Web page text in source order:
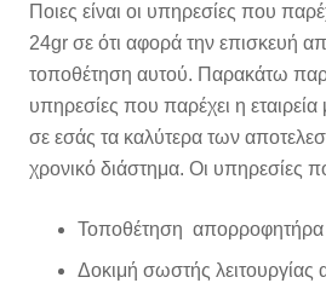
Ποιες είναι οι υπηρεσίες που
24gr σε ότι αφορά την επισκευή
τοποθέτηση αυτού. Παρακάτω
υπηρεσίες που παρέχει η εταιρεία
σε εσάς τα καλύτερα των
χρονικό διάστημα. Οι υπηρεσίες
Τοποθέτηση
Δοκιμή σωστής